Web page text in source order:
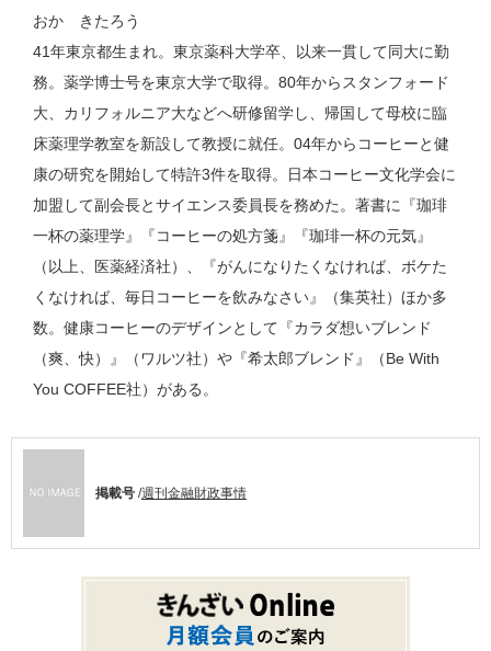
おか きたろう
41年東京都生まれ。東京薬科大学卒、以来一貫して同大に勤
務。薬学博士号を東京大学で取得。80年からスタンフォード
大、カリフォルニア大などへ研修留学し、帰国して母校に臨
床薬理学教室を新設して教授に就任。04年からコーヒーと健
康の研究を開始して特許3件を取得。日本コーヒー文化学会に
加盟して副会長とサイエンス委員長を務めた。著書に『珈琲
一杯の薬理学』『コーヒーの処方箋』『珈琲一杯の元気』
（以上、医薬経済社）、『がんになりたくなければ、ボケた
くなければ、毎日コーヒーを飲みなさい』（集英社）ほか多
数。健康コーヒーのデザインとして『カラダ想いブレンド
（爽、快）』（ワルツ社）や『希太郎ブレンド』（Be With
You COFFEE社）がある。
掲載号 /週刊金融財政事情